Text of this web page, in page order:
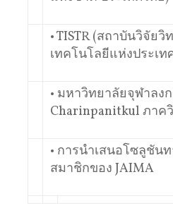
• TISTR (สถาบันวิจัย
เทคโนโลยีแห่งประเท
• มหาวิทยาลัยจุฬาลง
Charinpanitkul ภาค
• การนำเสนอโซลูชัน
สมาชิกของ JAIMA